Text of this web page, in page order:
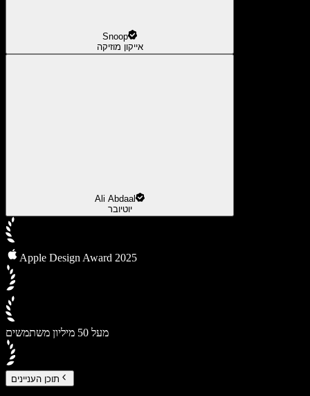
Snoop
אייקון מוזיקה
Ali Abdaal
יוטיובר
Apple Design Award 2025
מעל 50 מיליון משתמשים
תוכן העניינים